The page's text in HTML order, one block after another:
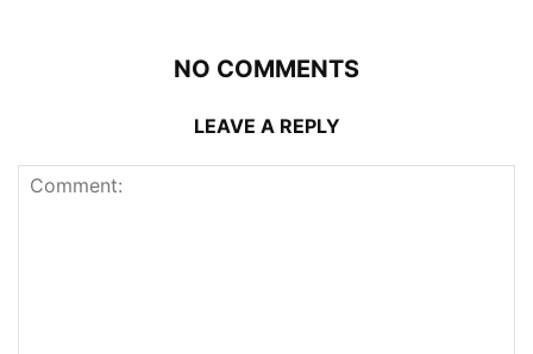
NO COMMENTS
LEAVE A REPLY